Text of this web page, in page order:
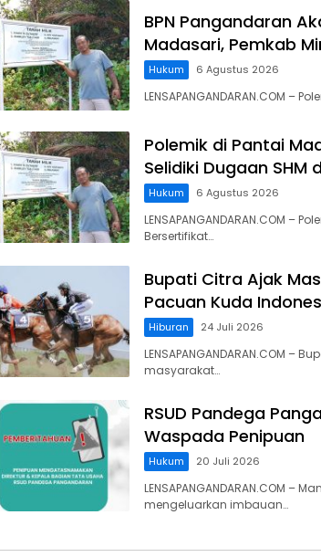
BPN Pangandaran
Madasari, Pemkab
Hukum 6 Agustus 2026
LENSAPANGANDARAN.COM –
Polemik di Pantai
Selidiki Dugaan
Hukum 6 Agustus 2026
LENSAPANGANDARAN.COM –
Bersertifikat…
Bupati Citra Ajak
Pacuan Kuda
Hiburan 24 Juli 2026
LENSAPANGANDARAN.COM
masyarakat…
RSUD Pandega
Waspada Penipuan
Hukum 20 Juli 2026
LENSAPANGANDARAN.COM –
mengeluarkan imbauan…